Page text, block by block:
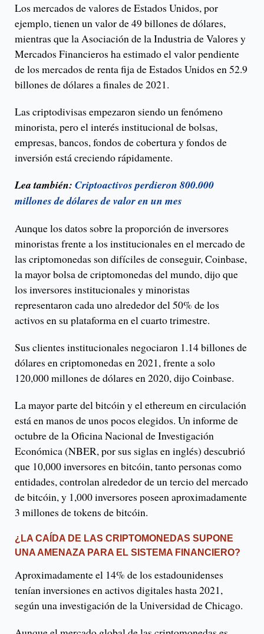
Los mercados de valores de Estados Unidos, por
ejemplo, tienen un valor de 49 billones de dólares,
mientras que la Asociación de la Industria de Valores y
Mercados Financieros ha estimado el valor pendiente
de los mercados de renta fija de Estados Unidos en 52.9
billones de dólares a finales de 2021.
Las criptodivisas empezaron siendo un fenómeno
minorista, pero el interés institucional de bolsas,
empresas, bancos, fondos de cobertura y fondos de
inversión está creciendo rápidamente.
Lea también: Criptoactivos perdieron 800.000
millones de dólares de valor en un mes
Aunque los datos sobre la proporción de inversores
minoristas frente a los institucionales en el mercado de
las criptomonedas son difíciles de conseguir, Coinbase,
la mayor bolsa de criptomonedas del mundo, dijo que
los inversores institucionales y minoristas
representaron cada uno alrededor del 50% de los
activos en su plataforma en el cuarto trimestre.
Sus clientes institucionales negociaron 1.14 billones de
dólares en criptomonedas en 2021, frente a solo
120,000 millones de dólares en 2020, dijo Coinbase.
La mayor parte del bitcóin y el ethereum en circulación
está en manos de unos pocos elegidos. Un informe de
octubre de la Oficina Nacional de Investigación
Económica (NBER, por sus siglas en inglés) descubrió
que 10,000 inversores en bitcóin, tanto personas como
entidades, controlan alrededor de un tercio del mercado
de bitcóin, y 1,000 inversores poseen aproximadamente
3 millones de tokens de bitcóin.
¿LA CAÍDA DE LAS CRIPTOMONEDAS SUPONE
UNA AMENAZA PARA EL SISTEMA FINANCIERO?
Aproximadamente el 14% de los estadounidenses
tenían inversiones en activos digitales hasta 2021,
según una investigación de la Universidad de Chicago.